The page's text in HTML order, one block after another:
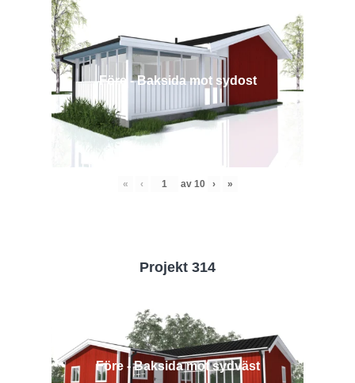
Före - Baksida mot sydost
« ‹ av 10 › »
Projekt 314
Före - Baksida mot sydväst